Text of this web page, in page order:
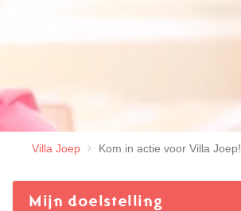
Villa Joep Kom in actie voor Villa Joep!
Mijn doelstelling